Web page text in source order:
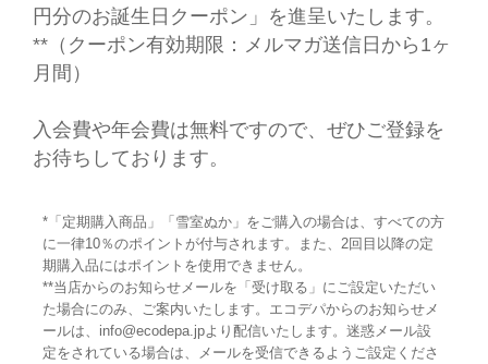
円分のお誕生日クーポン」を進呈いたします。
**（クーポン有効期限：メルマガ送信日から1ヶ
月間）
入会費や年会費は無料ですので、ぜひご登録を
お待ちしております。
*「定期購入商品」「雪室ぬか」をご購入の場合は、すべての方
に一律10％のポイントが付与されます。また、2回目以降の定
期購入品にはポイントを使用できません。
**当店からのお知らせメールを「受け取る」にご設定いただい
た場合にのみ、ご案内いたします。エコデパからのお知らせメ
ールは、info@ecodepa.jpより配信いたします。迷惑メール設
定をされている場合は、メールを受信できるようご設定くださ